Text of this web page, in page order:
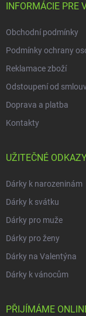
INFORMÁCIE PRE
Obchodní podmínky
Podmínky ochrany
Reklamace zboží
Odstoupení od
Doprava a platba
Kontakty
UŽITEČNÉ
Dárky k narozeninám
Dárky k svátku
Dárky pro muže
Dárky pro ženy
Dárky na Valentýna
Dárky k vánocům
PŘIJÍMÁME